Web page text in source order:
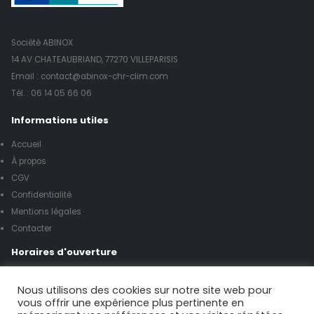
Société ABINOX
14 AV CHATEAUBRIAND, 77270 VILLEPARISIS
Email : contact@abinox-chr-clim.com
Tél. : 06 14 05 66 06
Informations utiles
Accueil
À propos
CGV
Confidentialité
Mentions légales
Contacter
Horaires d'ouverture
Nous utilisons des cookies sur notre site web pour
vous offrir une expérience plus pertinente en